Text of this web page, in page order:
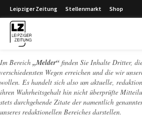
Leipziger Zeitung Stellenmarkt Shop
Im Bereich „Melder“ finden Sie Inhalte Dritter,
verschiedensten Wegen erreichen und die wir
wollen. Es handelt sich also um aktuelle,
ihren Wahrheitsgehalt hin nicht überprüfte
stets durchgehende Zitate der namentlich
unseres redaktionellen Bereiches darstellen.